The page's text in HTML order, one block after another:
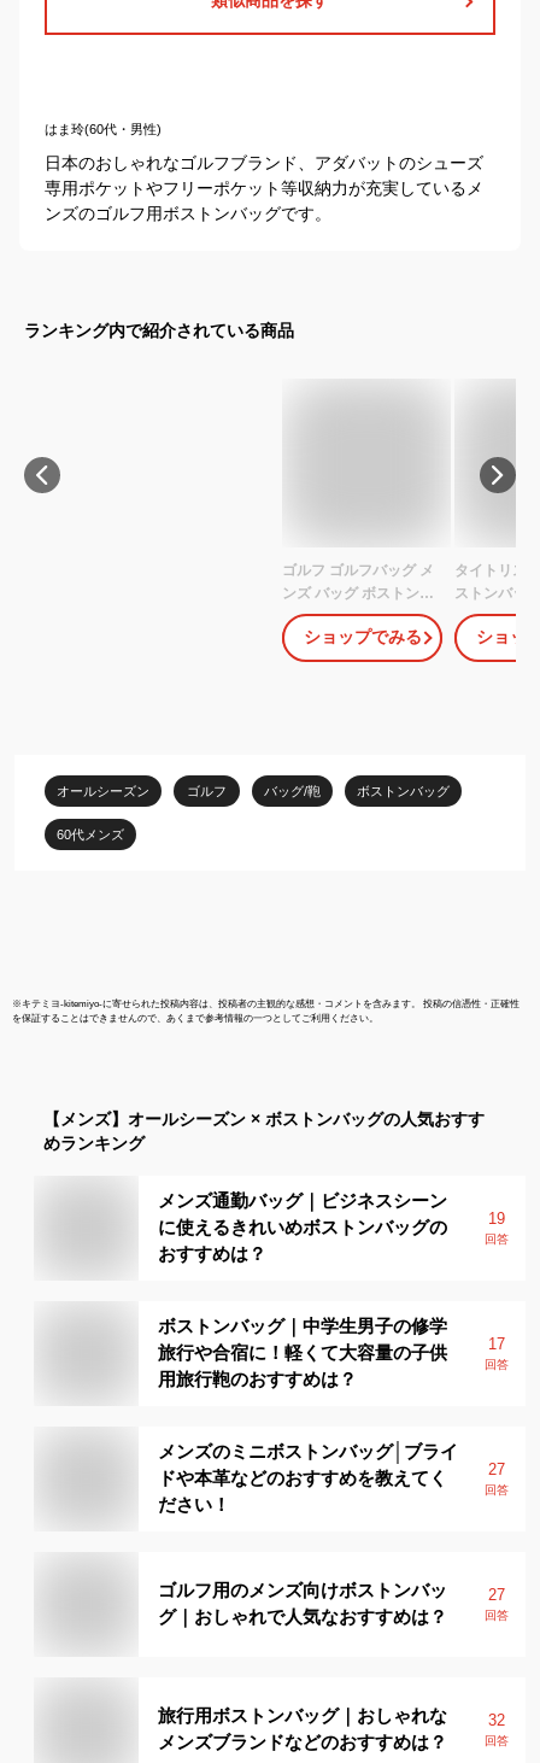
はま玲(60代・男性)
日本のおしゃれなゴルフブランド、アダバットのシューズ
専用ポケットやフリーポケット等収納力が充実しているメ
ンズのゴルフ用ボストンバッグです。
ランキング内で紹介されている商品
ゴルフ ゴルフバッグ メ
ンズ バッグ ボストンバ
ッグ シューズ収納 ダブ
ルファスナー 外ポケッ
ト付 デザイン オシャレ
ルフボストンバッグ(IF-
GF0266)
ショップでみる
タイトリス
ストンバッ
マンス クラ
ストンバッグ
ショッ
オールシーズン ゴルフ バッグ/鞄 ボストンバッグ
60代メンズ
※キテミヨ-kitemiyo-に寄せられた投稿内容は、投稿者の主観的な感想・コメントを含みます。 投稿の信憑性・正確性
を保証することはできませんので、あくまで参考情報の一つとしてご利用ください。
【メンズ】 オールシーズン × ボストンバッグの人気おすす
めランキング
メンズ通勤バッグ｜ビジネスシーン
に使えるきれいめボストンバッグの
おすすめは？
19
回答
ボストンバッグ｜中学生男子の修学
旅行や合宿に！軽くて大容量の子供
用旅行鞄のおすすめは？
17
回答
メンズのミニボストンバッグ│ブライ
ドや本革などのおすすめを教えてく
ださい！
27
回答
ゴルフ用のメンズ向けボストンバッ
グ｜おしゃれで人気なおすすめは？
27
回答
旅行用ボストンバッグ｜おしゃれな
メンズブランドなどのおすすめは？
32
回答